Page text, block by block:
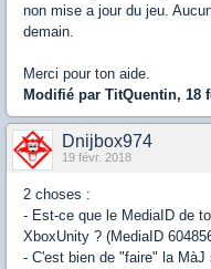
non mise a jour du jeu.
demain.
Merci pour ton aide.
Modifié par TitQuentin, 18
Dnijbox974
19 févr. 2018
2 choses :
- Est-ce que le MediaID de
XboxUnity ? (MediaID
- C'est bien de "faire" la